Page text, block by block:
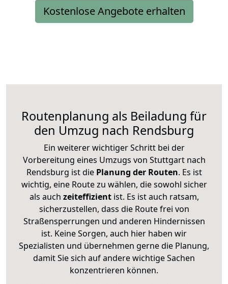
Kostenlose Angebote erhalten
Routenplanung als Beiladung für
den Umzug nach Rendsburg
Ein weiterer wichtiger Schritt bei der
Vorbereitung eines Umzugs von Stuttgart nach
Rendsburg ist diePlanung der Routen. Es ist
wichtig, eine Route zu wählen, die sowohl sicher
als auch zeiteffizientist. Es ist auch ratsam,
sicherzustellen, dass die Route frei von
Straßensperrungen und anderen Hindernissen
ist. Keine Sorgen, auch hier haben wir
Spezialisten und übernehmen gerne die Planung,
damit Sie sich auf andere wichtige Sachen
konzentrieren können.